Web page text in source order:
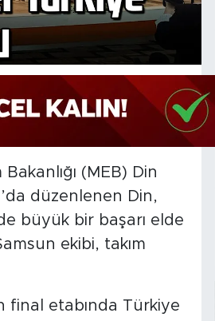
(MEB) Din
düzenlenen Din,
büyük bir başarı elde
ekibi, takım
final etabında Türkiye